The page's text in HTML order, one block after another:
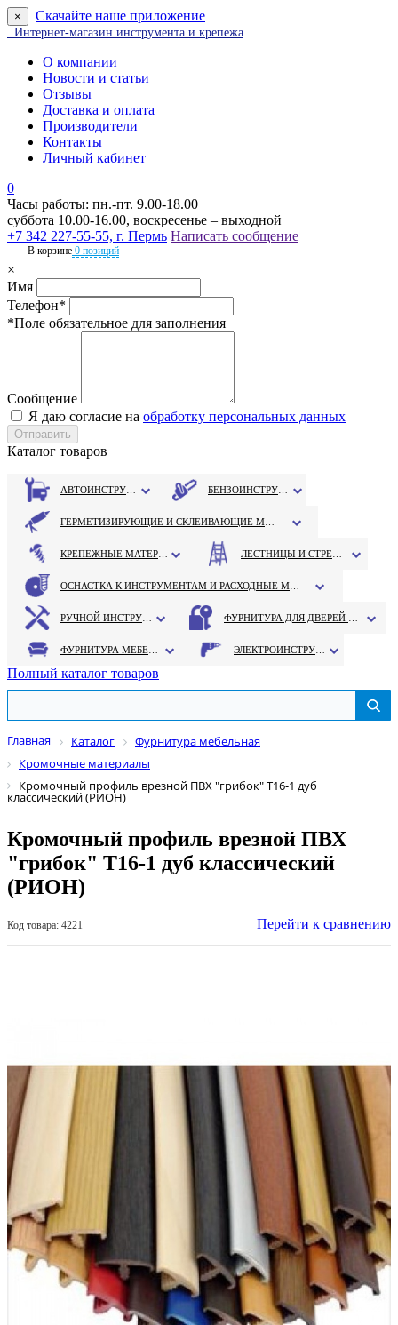
× Скачайте наше приложение
Интернет-магазин инструмента и крепежа
О компании
Новости и статьи
Отзывы
Доставка и оплата
Производители
Контакты
Личный кабинет
0
Часы работы: пн.-пт. 9.00-18.00
суббота 10.00-16.00, воскресенье – выходной
+7 342 227-55-55, г. Пермь Написать сообщение
В корзине 0 позиций
×
Имя
Телефон*
*Поле обязательное для заполнения
Сообщение
Я даю согласие на обработку персональных данных
Каталог товаров
Полный каталог товаров
Главная Каталог
Фурнитура мебельная
Кромочные материалы
Кромочный профиль врезной ПВХ "грибок" Т16-1 дуб
классический (РИОН)
Кромочный профиль врезной ПВХ
"грибок" Т16-1 дуб классический
(РИОН)
Код товара: 4221 Перейти к сравнению